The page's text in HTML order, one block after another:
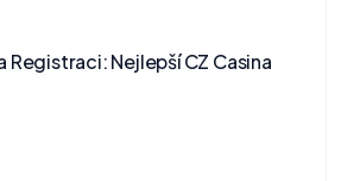
Registraci: Nejlepší CZ Casina